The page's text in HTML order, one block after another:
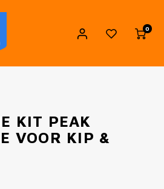
0
KIT PEAK
VOOR KIP &